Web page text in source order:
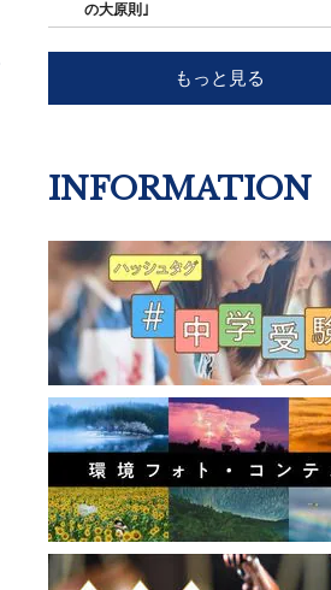
の大原則｣
もっと見る
INFORMATION